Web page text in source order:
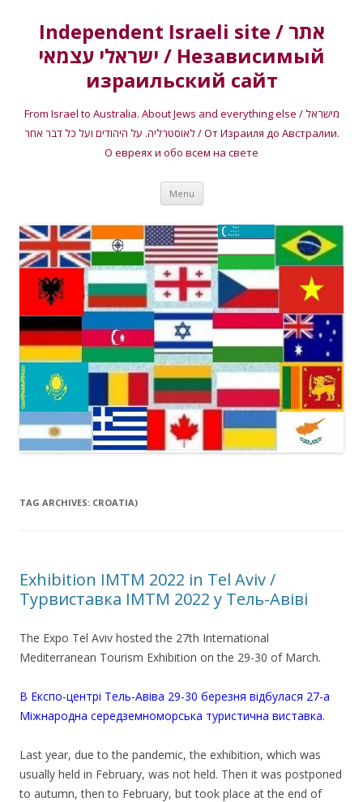
Independent Israeli site / אתר
ישראלי עצמאי / Независимый
израильский сайт
From Israel to Australia. About Jews and everything else / מישראל
לאוסטרליה. על היהודים ועל כל דבר אחר / От Израиля до Австралии.
О евреях и обо всем на свете
Menu Skip
content
TAG ARCHIVES: CROATIA)
Exhibition IMTM 2022 in Tel Aviv /
Турвиставка IMTM 2022 у Тель-Авіві
The Expo Tel Aviv hosted the 27th International
Mediterranean Tourism Exhibition on the 29-30 of March.
В Експо-центрі Тель-Авіва 29-30 березня відбулася 27-а
Міжнародна середземноморська туристична виставка.
Last year, due to the pandemic, the exhibition, which was
usually held in February, was not held. Then it was postponed
to autumn, then to February, but took place at the end of